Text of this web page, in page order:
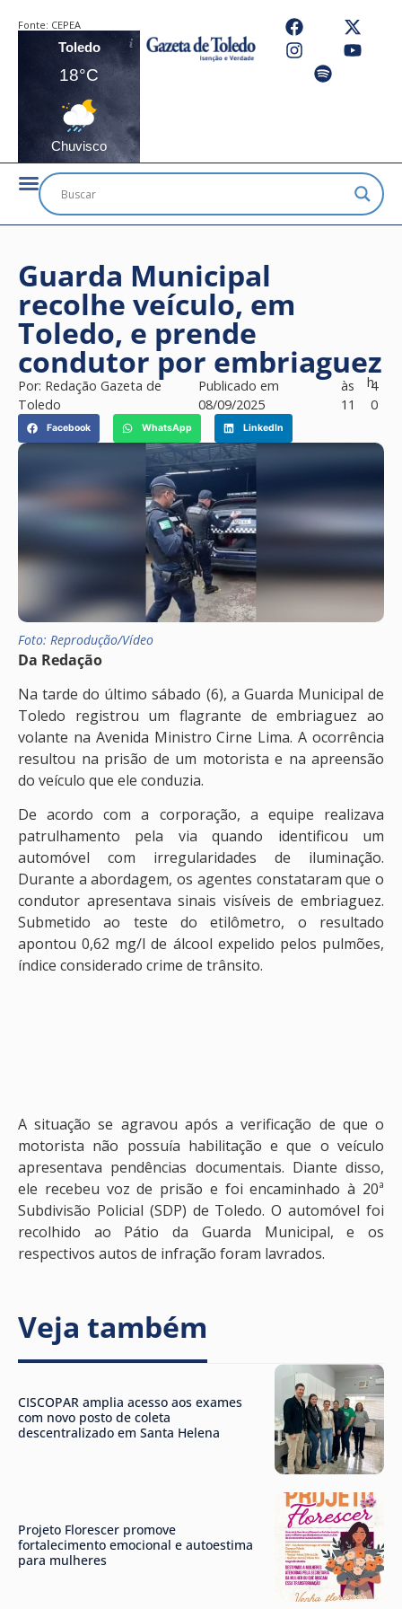
Fonte: CEPEA
Toledo
18°C
Chuvisco
Guarda Municipal
recolhe veículo, em
Toledo, e prende
condutor por embriaguez
Por: Redação Gazeta de
Toledo
Publicado em
08/09/2025
às
11
h4
0
Facebook WhatsApp LinkedIn
Foto: Reprodução/Vídeo
Da Redação
Na tarde do último sábado (6), a Guarda Municipal de
Toledo registrou um flagrante de embriaguez ao
volante na Avenida Ministro Cirne Lima. A ocorrência
resultou na prisão de um motorista e na apreensão
do veículo que ele conduzia.
De acordo com a corporação, a equipe realizava
patrulhamento pela via quando identificou um
automóvel com irregularidades de iluminação.
Durante a abordagem, os agentes constataram que o
condutor apresentava sinais visíveis de embriaguez.
Submetido ao teste do etilômetro, o resultado
apontou 0,62 mg/l de álcool expelido pelos pulmões,
índice considerado crime de trânsito.
A situação se agravou após a verificação de que o
motorista não possuía habilitação e que o veículo
apresentava pendências documentais. Diante disso,
ele recebeu voz de prisão e foi encaminhado à 20ª
Subdivisão Policial (SDP) de Toledo. O automóvel foi
recolhido ao Pátio da Guarda Municipal, e os
respectivos autos de infração foram lavrados.
Veja também
CISCOPAR amplia acesso aos exames
com novo posto de coleta
descentralizado em Santa Helena
Projeto Florescer promove
fortalecimento emocional e autoestima
para mulheres